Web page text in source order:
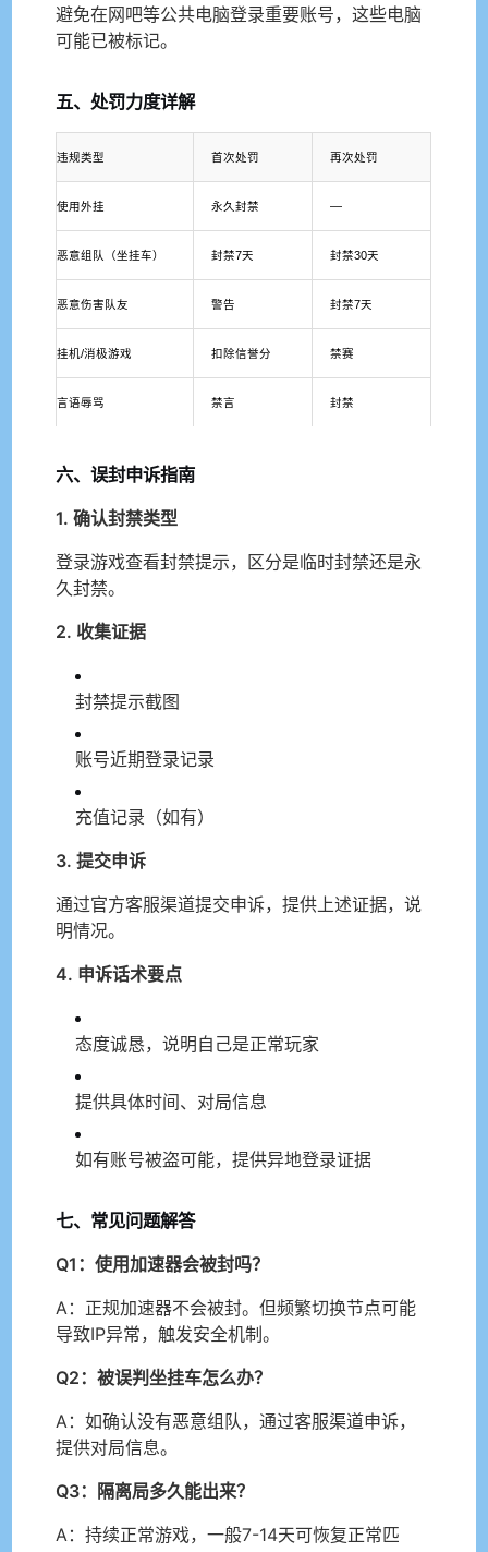
避免在网吧等公共电脑登录重要账号，这些电脑
可能已被标记。
五、处罚力度详解
违规类型 首次处罚 再次处罚
使用外挂 永久封禁 —
恶意组队（坐挂车） 封禁7天 封禁30天
恶意伤害队友 警告 封禁7天
挂机/消极游戏 扣除信誉分 禁赛
言语辱骂 禁言 封禁
六、误封申诉指南
1. 确认封禁类型
登录游戏查看封禁提示，区分是临时封禁还是永
久封禁。
2. 收集证据
封禁提示截图
账号近期登录记录
充值记录（如有）
3. 提交申诉
通过官方客服渠道提交申诉，提供上述证据，说
明情况。
4. 申诉话术要点
态度诚恳，说明自己是正常玩家
提供具体时间、对局信息
如有账号被盗可能，提供异地登录证据
七、常见问题解答
Q1：使用加速器会被封吗？
A：正规加速器不会被封。但频繁切换节点可能
导致IP异常，触发安全机制。
Q2：被误判坐挂车怎么办？
A：如确认没有恶意组队，通过客服渠道申诉，
提供对局信息。
Q3：隔离局多久能出来？
A：持续正常游戏，一般7-14天可恢复正常匹